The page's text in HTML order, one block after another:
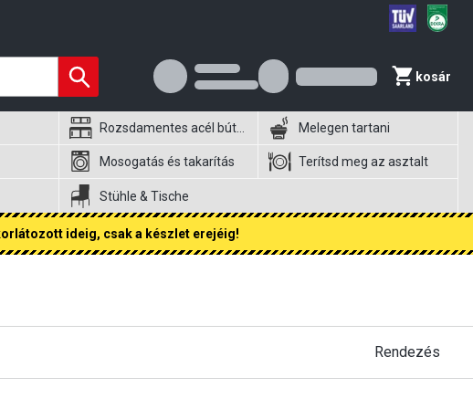
kosár
Rozsdamentes acél bútorok Melegen tartani
Mosogatás és takarítás Terítsd meg az asztalt
Stühle & Tische
ideig, csak a készlet erejéig!
Rendezés